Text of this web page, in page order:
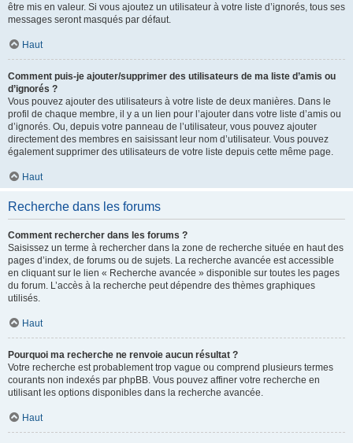
être mis en valeur. Si vous ajoutez un utilisateur à votre liste d’ignorés, tous ses
messages seront masqués par défaut.
Haut
Comment puis-je ajouter/supprimer des utilisateurs de ma liste d’amis ou
d’ignorés ?
Vous pouvez ajouter des utilisateurs à votre liste de deux manières. Dans le
profil de chaque membre, il y a un lien pour l’ajouter dans votre liste d’amis ou
d’ignorés. Ou, depuis votre panneau de l’utilisateur, vous pouvez ajouter
directement des membres en saisissant leur nom d’utilisateur. Vous pouvez
également supprimer des utilisateurs de votre liste depuis cette même page.
Haut
Recherche dans les forums
Comment rechercher dans les forums ?
Saisissez un terme à rechercher dans la zone de recherche située en haut des
pages d’index, de forums ou de sujets. La recherche avancée est accessible
en cliquant sur le lien « Recherche avancée » disponible sur toutes les pages
du forum. L’accès à la recherche peut dépendre des thèmes graphiques
utilisés.
Haut
Pourquoi ma recherche ne renvoie aucun résultat ?
Votre recherche est probablement trop vague ou comprend plusieurs termes
courants non indexés par phpBB. Vous pouvez affiner votre recherche en
utilisant les options disponibles dans la recherche avancée.
Haut